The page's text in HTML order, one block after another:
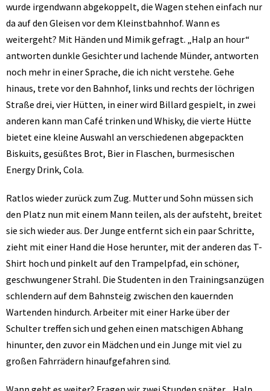
wurde irgendwann abgekoppelt, die Wagen stehen einfach nur
da auf den Gleisen vor dem Kleinstbahnhof. Wann es
weitergeht? Mit Händen und Mimik gefragt. „Halp an hour“
antworten dunkle Gesichter und lachende Münder, antworten
noch mehr in einer Sprache, die ich nicht verstehe. Gehe
hinaus, trete vor den Bahnhof, links und rechts der löchrigen
Straße drei, vier Hütten, in einer wird Billard gespielt, in zwei
anderen kann man Café trinken und Whisky, die vierte Hütte
bietet eine kleine Auswahl an verschiedenen abgepackten
Biskuits, gesüßtes Brot, Bier in Flaschen, burmesischen
Energy Drink, Cola.
Ratlos wieder zurück zum Zug. Mutter und Sohn müssen sich
den Platz nun mit einem Mann teilen, als der aufsteht, breitet
sie sich wieder aus. Der Junge entfernt sich ein paar Schritte,
zieht mit einer Hand die Hose herunter, mit der anderen das T-
Shirt hoch und pinkelt auf den Trampelpfad, ein schöner,
geschwungener Strahl. Die Studenten in den Trainingsanzügen
schlendern auf dem Bahnsteig zwischen den kauernden
Wartenden hindurch. Arbeiter mit einer Harke über der
Schulter treffen sich und gehen einen matschigen Abhang
hinunter, den zuvor ein Mädchen und ein Junge mit viel zu
großen Fahrrädern hinaufgefahren sind.